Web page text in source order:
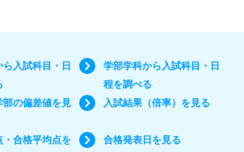
ら入試科目・日
学部学科から入試科目・日
程を調べる
部の偏差値を見
入試結果（倍率）を見る
・合格平均点を
合格発表日を見る